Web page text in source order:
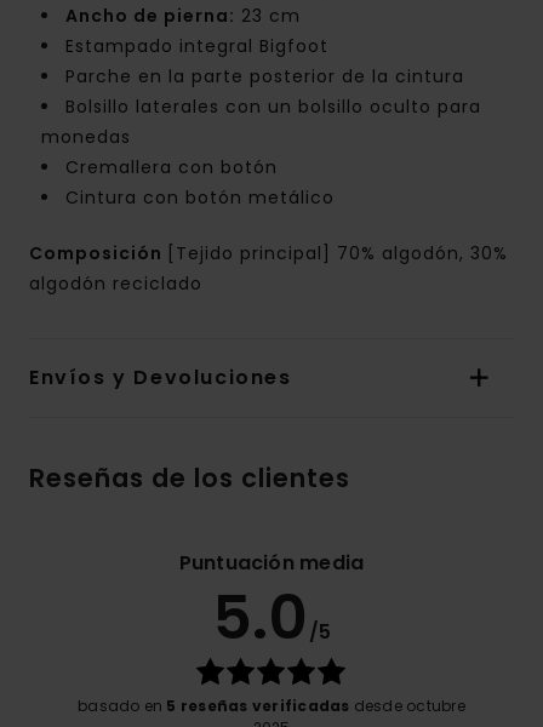
Ancho de pierna: 23 cm
Estampado integral Bigfoot
Parche en la parte posterior de la cintura
Bolsillo laterales con un bolsillo oculto para
monedas
Cremallera con botón
Cintura con botón metálico
Composición
[Tejido principal] 70% algodón, 30%
algodón reciclado
Envíos y Devoluciones
Reseñas de los clientes
Puntuación media
5.0 /5
basado en 5 reseñas verificadas desde octubre